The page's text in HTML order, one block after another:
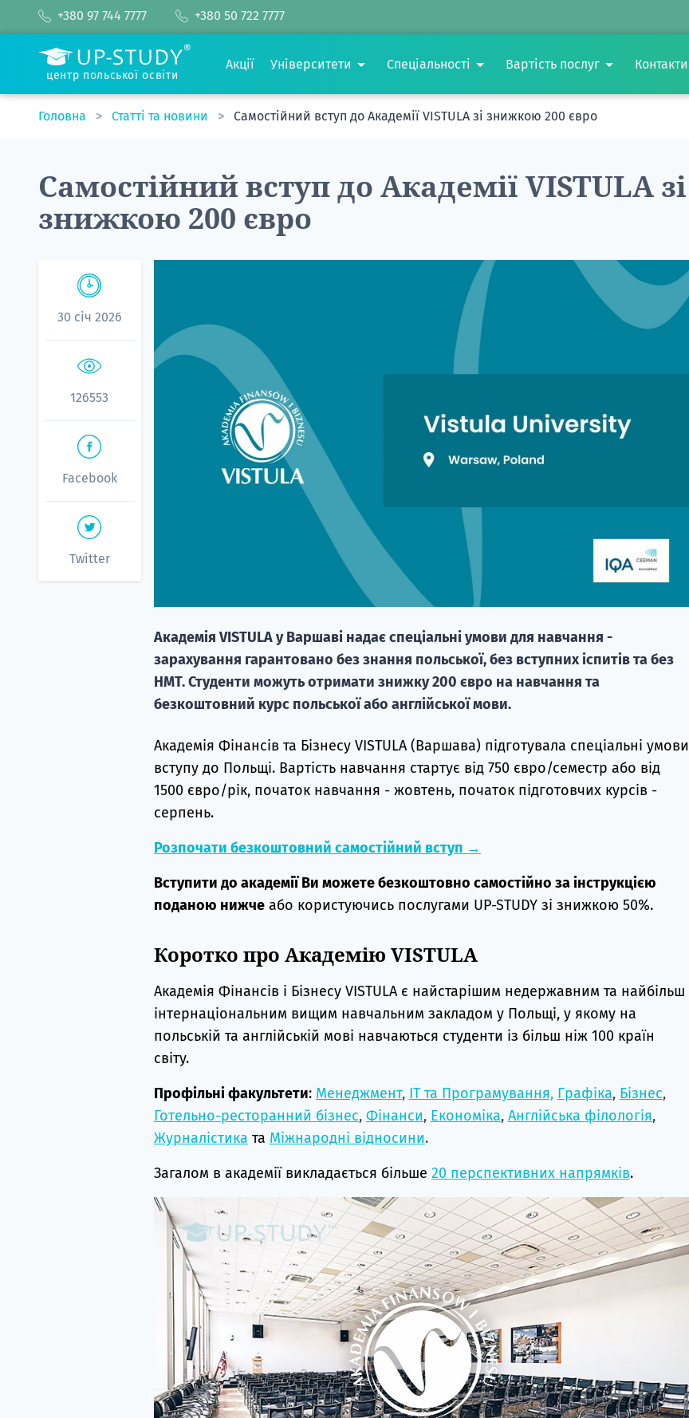
+380 97 744 7777 +380 50 722 7777
центр польської освіти
Акції Університети Спеціальності Вартість послуг Контакти
Головна Статті та новини Самостійний вступ до Академії VISTULA зі знижкою 200 євро
Самостійний вступ до Академії VISTULA зі
знижкою 200 євро
30 січ 2026
126553
Facebook
Twitter
Академія VISTULA у Варшаві надає спеціальні умови для навчання -
зарахування гарантовано без знання польської, без вступних іспитів та без
НМТ. Студенти можуть отримати знижку 200 євро на навчання та
безкоштовний курс польської або англійської мови.
Академія Фінансів та Бізнесу VISTULA (Варшава) підготувала спеціальні умови
вступу до Польщі. Вартість навчання стартує від 750 євро/семестр або від
1500 євро/рік, початок навчання - жовтень, початок підготовчих курсів -
серпень.
Розпочати безкоштовний самостійний вступ →
Вступити до академії Ви можете безкоштовно самостійно за інструкцією
поданою нижчеабо користуючись послугами UP-STUDY зі знижкою 50%.
Коротко про Академію VISTULA
Академія Фінансів і Бізнесу VISTULA є найстарішим недержавним та найбільш
інтернаціональним вищим навчальним закладом у Польщі, у якому на
польській та англійській мові навчаються студенти із більш ніж 100 країн
світу.
Профільні факультети: Менеджмент, ІТ та Програмування, Графіка, Бізнес,
Готельно-ресторанний бізнес, Фінанси, Економіка, Англійська філологія,
Журналістика та Міжнародні відносини.
Загалом в академії викладається більше 20 перспективних напрямків.